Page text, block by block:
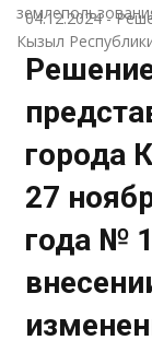
Кызыл
04.12.2024-
города
27
года №